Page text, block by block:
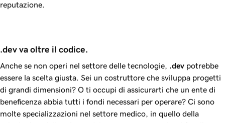
reputazione.
.dev va oltre il codice.
Anche se non operi nel settore delle tecnologie, .dev potrebbe
essere la scelta giusta. Sei un costruttore che sviluppa progetti
di grandi dimensioni? O ti occupi di assicurarti che un ente di
beneficenza abbia tutti i fondi necessari per operare? Ci sono
molte specializzazioni nel settore medico, in quello della